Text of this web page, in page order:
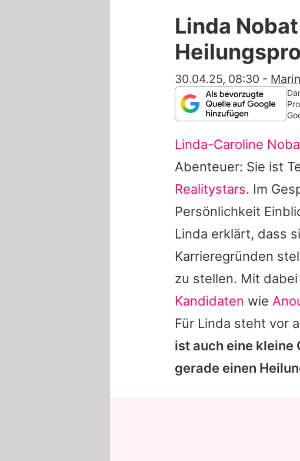
Linda
30.04.25, 08:30 -
Linda-Caroline
Abenteuer: Sie ist
Realitystars. Im
Persönlichkeit
Linda erklärt, dass
Karrieregründen
zu stellen. Mit
Kandidaten wie
Für Linda steht vor
ist auch eine kleine
gerade einen